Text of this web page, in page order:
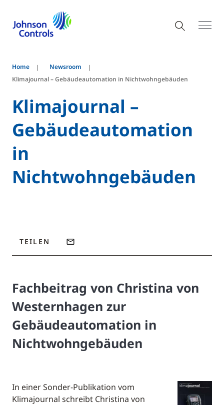
Home
Newsroom
Klimajournal – Gebäudeautomation in Nichtwohngebäuden
Klimajournal –
Gebäudeautomation
in
Nichtwohngebäuden
TEILEN
Fachbeitrag von Christina von
Westernhagen zur
Gebäudeautomation in
Nichtwohngebäuden
In einer Sonder-Publikation vom
Klimajournal schreibt Christina von